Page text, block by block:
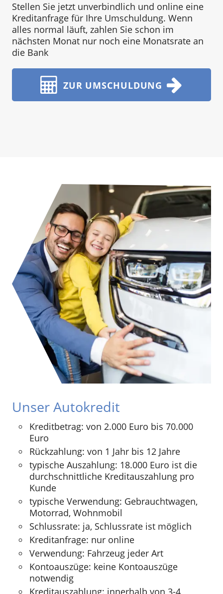
Stellen Sie jetzt unverbindlich und online eine
Kreditanfrage für Ihre Umschuldung. Wenn
alles normal läuft, zahlen Sie schon im
nächsten Monat nur noch eine Monatsrate an
die Bank
ZUR UMSCHULDUNG
Unser Autokredit
Kreditbetrag: von 2.000 Euro bis 70.000
Euro
Rückzahlung: von 1 Jahr bis 12 Jahre
typische Auszahlung: 18.000 Euro ist die
durchschnittliche Kreditauszahlung pro
Kunde
typische Verwendung: Gebrauchtwagen,
Motorrad, Wohnmobil
Schlussrate: ja, Schlussrate ist möglich
Kreditanfrage: nur online
Verwendung: Fahrzeug jeder Art
Kontoauszüge: keine Kontoauszüge
notwendig
Kreditauszahlung: innerhalb von 3-4